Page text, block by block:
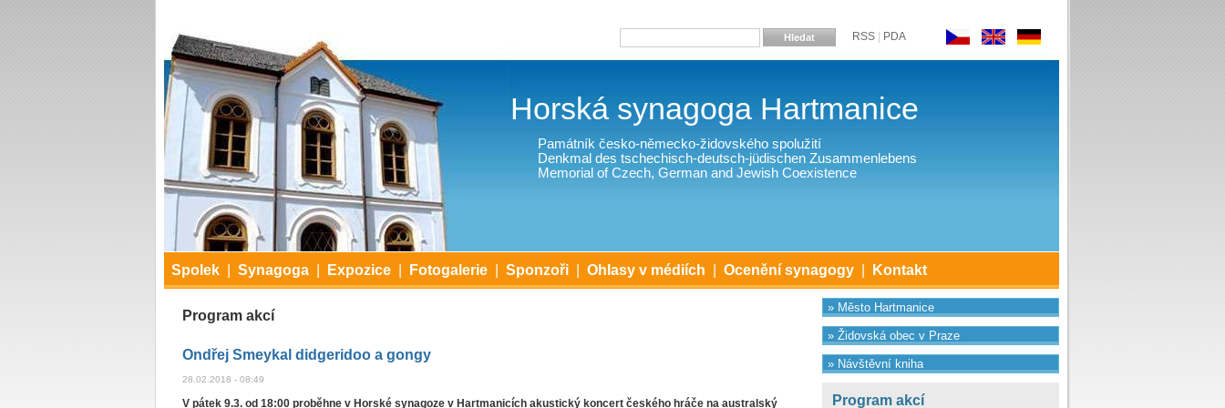
RSS PDA
Horská synagoga Hartmanice
Památník česko-německo-židovského spolužití
Denkmal des tschechisch-deutsch-jüdischen Zusammenlebens
Memorial of Czech, German and Jewish Coexistence
Hledat
Spolek Synagoga Expozice Fotogalerie Sponzoři Ohlasy v médiích Ocenění synagogy Kontakt
Program akcí
Ondřej Smeykal didgeridoo a gongy
28.02.2018 - 08:49
V pátek 9.3. od 18:00 proběhne v Horské synagoze v Hartmanicích akustický koncert českého hráče na australský
» Město Hartmanice
» Židovská obec v Praze
» Návštěvní kniha
Program akcí